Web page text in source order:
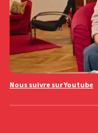
Nous suivre sur Youtube